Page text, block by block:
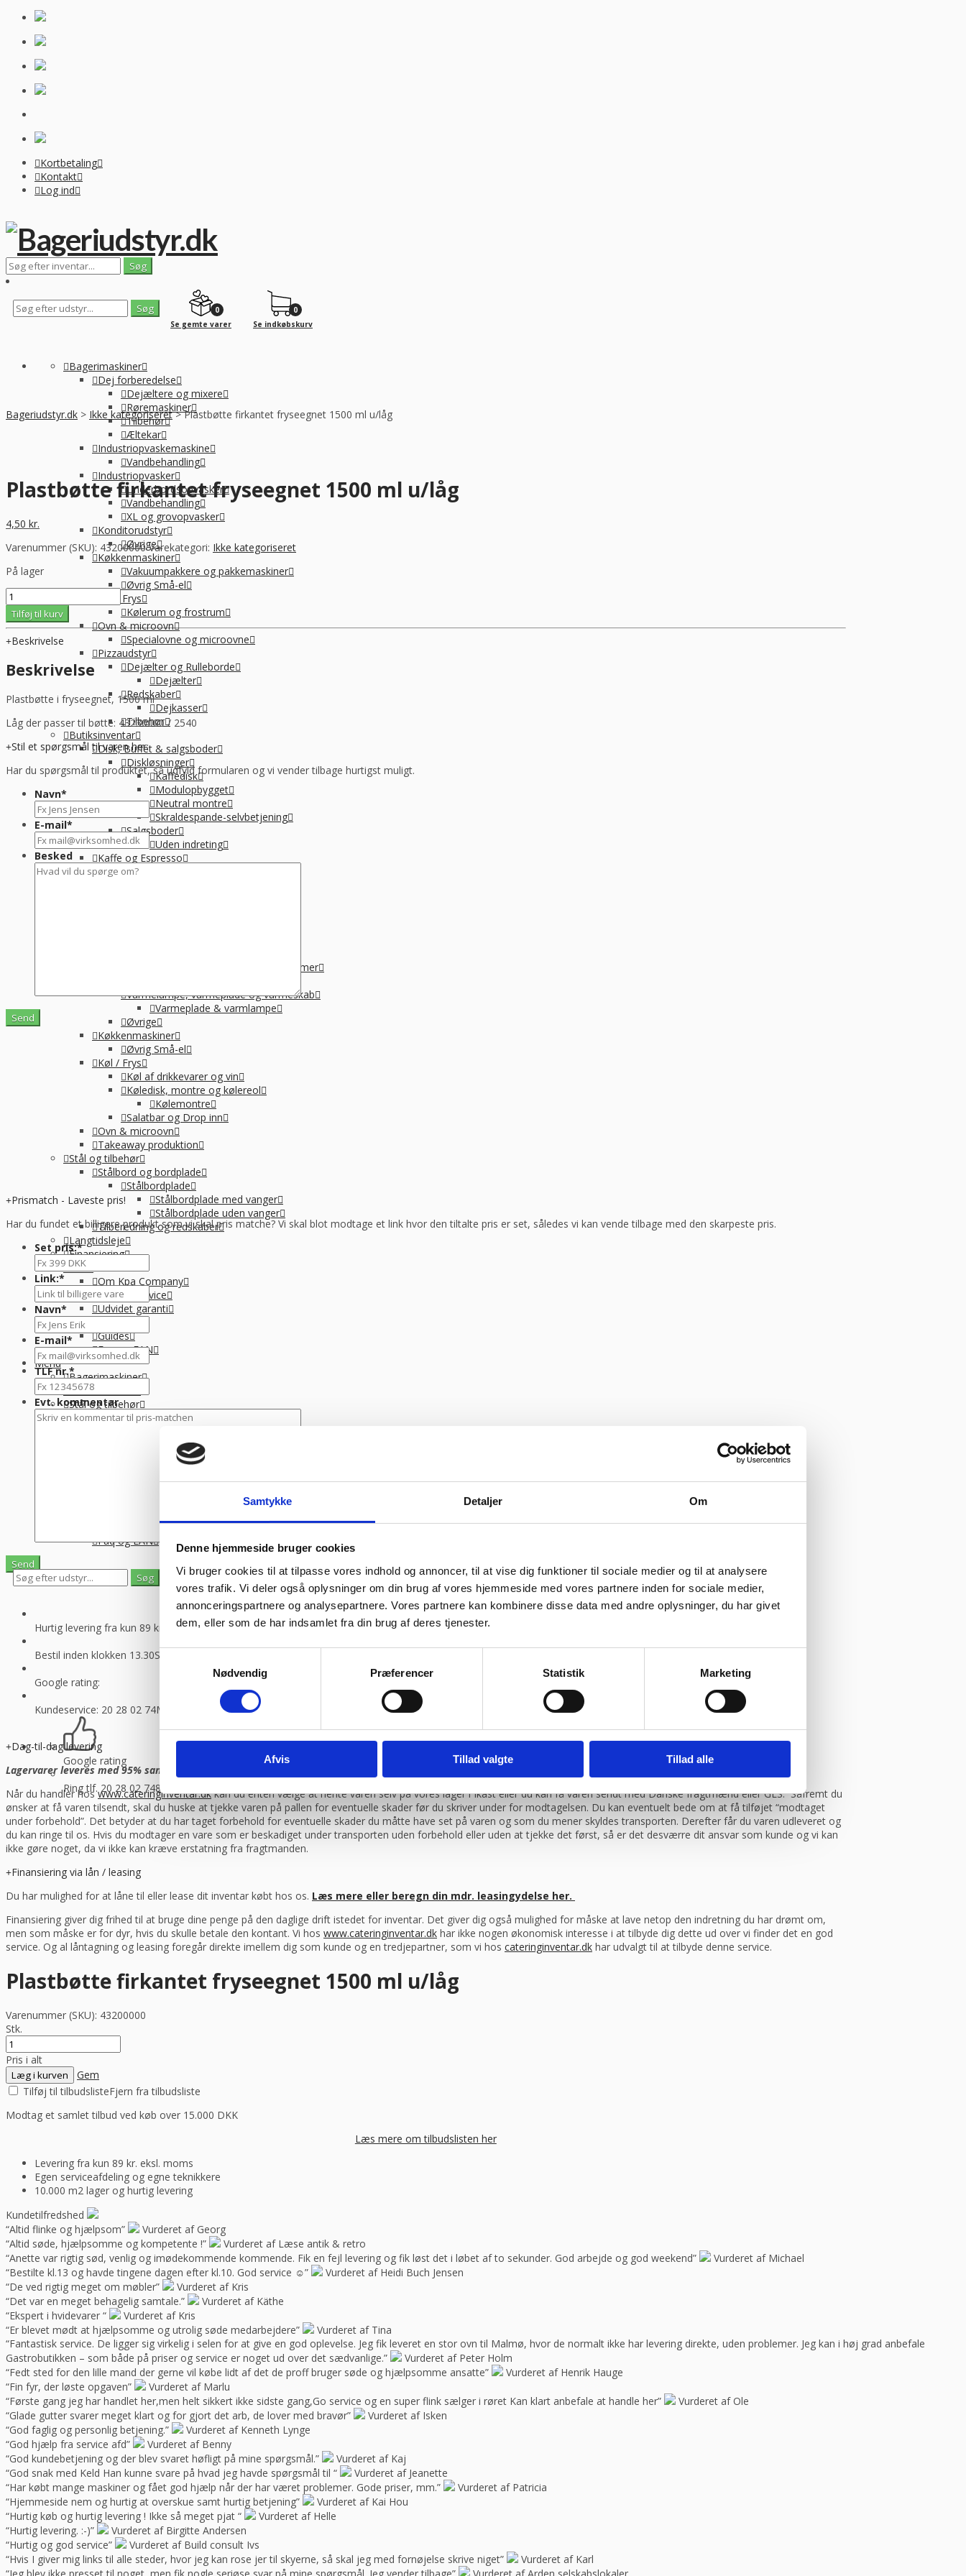
Samtykke Detaljer Om
Denne hjemmeside bruger cookies
Vi bruger cookies til at tilpasse vores indhold og annoncer, til at vise dig funktioner til sociale medier og til at analysere
vores trafik. Vi deler også oplysninger om din brug af vores hjemmeside med vores partnere inden for sociale medier,
annonceringspartnere og analysepartnere. Vores partnere kan kombinere disse data med andre oplysninger, du har givet
dem, eller som de har indsamlet fra din brug af deres tjenester.
Samtykkevalg
Nødvendig
Præferencer Statistik Marketing
Afvis Tillad valgte Tillad alle
Kortbetaling
Kontakt
Log ind
0
Se gemte varer
0
Se indkøbskurv
Bagerimaskiner
Dej forberedelse
Dejæltere og mixere
Røremaskiner
Tilbehør
Æltekar
Industriopvaskemaskine
Vandbehandling
Industriopvasker
Underbordsopvasker
Vandbehandling
XL og grovopvasker
Konditorudstyr
Øvrige
Køkkenmaskiner
Vakuumpakkere og pakkemaskiner
Øvrig Små-el
Køl / Frys
Kølerum og frostrum
Ovn & microovn
Specialovne og microovne
Pizzaudstyr
Dejælter og Rulleborde
Dejælter
Redskaber
Dejkasser
Tilbehør
Butiksinventar
Disk, Buffet & salgsboder
Diskløsninger
Kaffedisk
Modulopbygget
Neutral montre
Skraldespande-selvbetjening
Salgsboder
Uden indreting
Kaffe og Espresso
Kaffemaskine til baristakaffe
Suppegryde, vandvarmer og pølsevarmer
Varmelampe, varmeplade og varmeskab
Varmeplade & varmlampe
Øvrige
Køkkenmaskiner
Øvrig Små-el
Køl / Frys
Køl af drikkevarer og vin
Køledisk, montre og kølereol
Kølemontre
Salatbar og Drop inn
Ovn & microovn
Takeaway produktion
Stål og tilbehør
Stålbord og bordplade
Stålbordplade
Stålbordplade med vanger
Stålbordplade uden vanger
Tilberedning og redskaber
Langtidsleje
Finansiering
Info
Om Kpa Company
Tilmeld service
Udvidet garanti
Guides
Faq og EAN
Menu
Bagerimaskiner
Butiksinventar
Stål og tilbehør
Langtidsleje
Om Kpa Company
Faq og EAN
Se gemte varer
Se indkøbskurv
Hurtig levering fra kun 89 kr.
Vi sender med GLS og Danske fragtmænd
Bestil inden klokken 13.30Så sender vi lagervarer samme dag
Google rating:
Kundeservice: 20 28 02 74Man-torsdag 08:30 – 16.00, fredag 08:30 – 13.30
Google rating
Ring tlf. 20 28 02 748-16.30 (fre 8-13.30)
Bageriudstyr.dk > Ikke kategoriseret >Plastbøtte firkantet fryseegnet 1500 ml u/låg
Plastbøtte firkantet fryseegnet 1500 ml u/låg
4,50 kr.
Varenummer (SKU): 43200000 Varekategori: Ikke kategoriseret
På lager
Plastbøtte
firkantet
fryseegnet
1500
ml
u/låg
antal
Tilføj til kurv
Beskrivelse
Beskrivelse
Plastbøtte i fryseegnet, 1500 ml
Låg der passer til bøtte: 43230000 / 2540
Stil et spørgsmål til varen her:
Har du spørgsmål til produktet, så udfyld formularen og vi vender tilbage hurtigst muligt.
Navn*
E-mail*
Besked
Prismatch - Laveste pris!
Har du fundet et billigere produkt som vi skal pris matche? Vi skal blot modtage et link hvor den tiltalte pris er set, således vi kan vende tilbage med den skarpeste pris.
Set pris:*
Link:*
Navn*
E-mail*
TLF nr.*
Evt. kommentar
Dag-til-dag levering
Lagervarer leveres med 95% sandsynlighed allerede den første hverdag efter din bestilling, såfremt du har bestilt inden klokken 13.30.
Når du handler hoswww.cateringinventar.dkkan du enten vælge at hente varen selv på vores lager i Ikast eller du kan få varen sendt med Danske fragtmænd eller GLS. Såfremt du
ønsker at få varen tilsendt, skal du huske at tjekke varen på pallen for eventuelle skader før du skriver under for modtagelsen. Du kan eventuelt bede om at få tilføjet “modtaget
under forbehold”. Det betyder at du har taget forbehold for eventuelle skader du måtte have set på varen og som du mener skyldes transporten. Derefter får du varen udleveret og
du kan ringe til os. Hvis du modtager en vare som er beskadiget under transporten uden forbehold eller uden at tjekke det først, så er det desværre dit ansvar som kunde og vi kan
ikke gøre noget, da vi ikke kan kræve erstatning fra fragtmanden.
Finansiering via lån / leasing
Du har mulighed for at låne til eller lease dit inventar købt hos os. Læs mere eller beregn din mdr. leasingydelse her.
Finansiering giver dig frihed til at bruge dine penge på den daglige drift istedet for inventar. Det giver dig også mulighed for måske at lave netop den indretning du har drømt om,
men som måske er for dyr, hvis du skulle betale den kontant. Vi hos www.cateringinventar.dk har ikke nogen økonomisk interesse i at tilbyde dig dette ud over vi finder det en god
service. Og al låntagning og leasing foregår direkte imellem dig som kunde og en tredjepartner, som vi hos cateringinventar.dk har udvalgt til at tilbyde denne service.
Plastbøtte firkantet fryseegnet 1500 ml u/låg
Varenummer (SKU): 43200000
Stk.
Pris i alt
Læg i kurven
Gem
Tilføj til tilbudslisteFjern fra tilbudsliste
Modtag et samlet tilbud ved køb over 15.000 DKK
Læs mere om tilbudslisten her
Levering fra kun 89 kr. eksl. moms
Egen serviceafdeling og egne teknikkere
10.000 m2 lager og hurtig levering
Kundetilfredshed
“Altid flinke og hjælpsom”
Vurderet af Georg
“Altid søde, hjælpsomme og kompetente !”
Vurderet af Læse antik & retro
“Anette var rigtig sød, venlig og imødekommende kommende. Fik en fejl levering og fik løst det i løbet af to sekunder. God arbejde og god weekend”
Vurderet af Michael
“Bestilte kl.13 og havde tingene dagen efter kl.10. God service ☺”
Vurderet af Heidi Buch Jensen
“De ved rigtig meget om møbler”
Vurderet af Kris
“Det var en meget behagelig samtale.”
Vurderet af Käthe
“Ekspert i hvidevarer “
Vurderet af Kris
“Er blevet mødt at hjælpsomme og utrolig søde medarbejdere”
Vurderet af Tina
“Fantastisk service. De ligger sig virkelig i selen for at give en god oplevelse. Jeg fik leveret en stor ovn til Malmø, hvor de normalt ikke har levering direkte, uden problemer. Jeg kan i høj grad anbefale
Gastrobutikken – som både på priser og service er noget ud over det sædvanlige.”
Vurderet af Peter Holm
“Fedt sted for den lille mand der gerne vil købe lidt af det de proff bruger søde og hjælpsomme ansatte”
Vurderet af Henrik Hauge
“Fin fyr, der løste opgaven”
Vurderet af Marlu
“Første gang jeg har handlet her,men helt sikkert ikke sidste gang,Go service og en super flink sælger i røret Kan klart anbefale at handle her”
Vurderet af Ole
“Glade gutter svarer meget klart og for gjort det arb, de lover med bravør”
Vurderet af Isken
“God faglig og personlig betjening.”
Vurderet af Kenneth Lynge
“God hjælp fra service afd”
Vurderet af Benny
“God kundebetjening og der blev svaret høfligt på mine spørgsmål.”
Vurderet af Kaj
“God snak med Keld Han kunne svare på hvad jeg havde spørgsmål til “
Vurderet af Jeanette
“Har købt mange maskiner og fået god hjælp når der har været problemer. Gode priser, mm.”
Vurderet af Patricia
“Hjemmeside nem og hurtig at overskue samt hurtig betjening”
Vurderet af Kai Hou
“Hurtig køb og hurtig levering ! Ikke så meget pjat “
Vurderet af Helle
“Hurtig levering. :-)”
Vurderet af Birgitte Andersen
“Hurtig og god service”
Vurderet af Build consult Ivs
“Hvis I giver mig links til alle steder, hvor jeg kan rose jer til skyerne, så skal jeg med fornøjelse skrive niget”
Vurderet af Karl